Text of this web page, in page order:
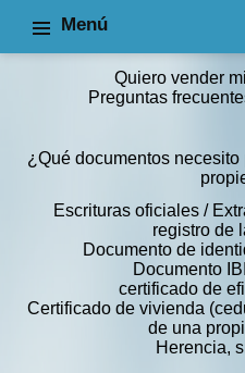
Menú
Información
Quiero vender
Preguntas
¿Qué documentos
Escrituras oficiales /
registro de
Documento de
Documento
certificado de
Certificado de vivienda
de una
Herencia,